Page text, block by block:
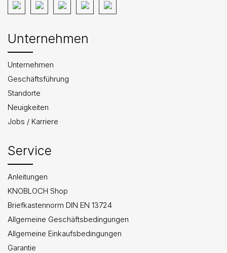
Unternehmen
Unternehmen
Geschäftsführung
Standorte
Neuigkeiten
Jobs / Karriere
Service
Anleitungen
KNOBLOCH Shop
Briefkastennorm DIN EN 13724
Allgemeine Geschäftsbedingungen
Allgemeine Einkaufsbedingungen
Garantie